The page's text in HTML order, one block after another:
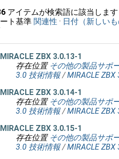
アイテムが検索語に該当します
ト基準 関連性 · 日付（新しいも
MIRACLE ZBX 3.0.13-1
存在位置 その他の製品サポ
3.0 技術情報 /MIRACLE
MIRACLE ZBX 3.0.14-1
存在位置 その他の製品サポ
3.0 技術情報 /MIRACLE
MIRACLE ZBX 3.0.15-1
存在位置 その他の製品サポ
3.0 技術情報 /MIRACLE